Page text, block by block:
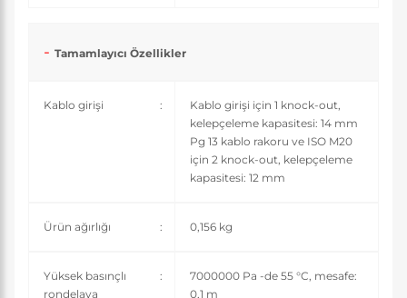
Tamamlayıcı Özellikler
Kablo girişi :
Kablo girişi için 1 knock-out,
kelepçeleme kapasitesi: 14 mm
Pg 13 kablo rakoru ve ISO M20
için 2 knock-out, kelepçeleme
kapasitesi: 12 mm
Ürün ağırlığı : 0,156 kg
Yüksek basınçlı
rondelaya
:
7000000 Pa -de 55 °C, mesafe:
0,1 m